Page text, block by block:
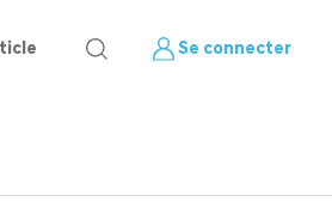
Se connecter